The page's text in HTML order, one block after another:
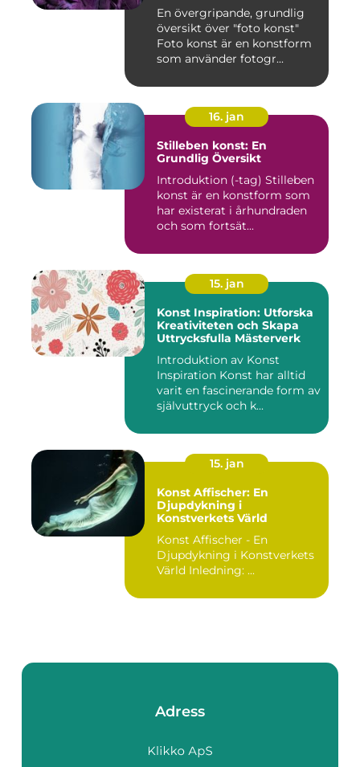
En övergripande, grundlig
översikt över "foto konst"
Foto konst är en konstform
som använder fotogr...
16. jan
Stilleben konst: En
Grundlig Översikt
Introduktion (-tag) Stilleben
konst är en konstform som
har existerat i århundraden
och som fortsät...
15. jan
Konst Inspiration: Utforska
Kreativiteten och Skapa
Uttrycksfulla Mästerverk
Introduktion av Konst
Inspiration Konst har alltid
varit en fascinerande form av
självuttryck och k...
15. jan
Konst Affischer: En
Djupdykning i
Konstverkets Värld
Konst Affischer - En
Djupdykning i Konstverkets
Värld Inledning: ...
Adress